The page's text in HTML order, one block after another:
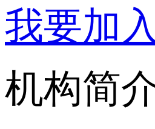
我要加入
机构简